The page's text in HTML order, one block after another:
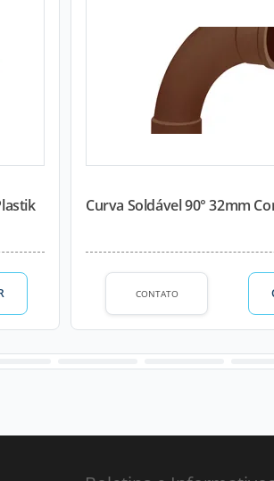
Curva Soldável 90° 32mm
CONTATO